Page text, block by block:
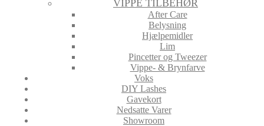
VIPPE TILBEHØR
After Care
Belysning
Hjælpemidler
Lim
Pincetter og Tweezer
Vippe- & Brynfarve
Voks
DIY Lashes
Gavekort
Nedsatte Varer
Showroom